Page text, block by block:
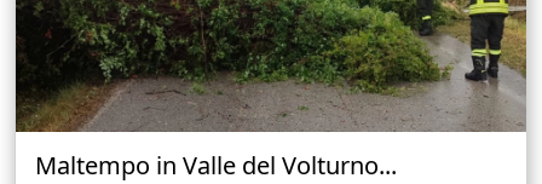
Maltempo in Valle del Volturno...